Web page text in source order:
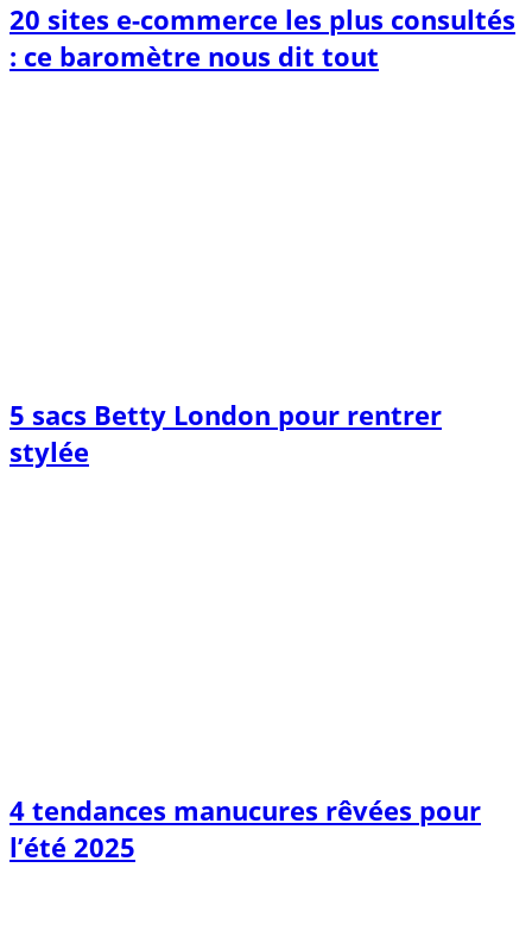
20 sites e-commerce les plus consultés
: ce baromètre nous dit tout
5 sacs Betty London pour rentrer
stylée
4 tendances manucures rêvées pour
l’été 2025